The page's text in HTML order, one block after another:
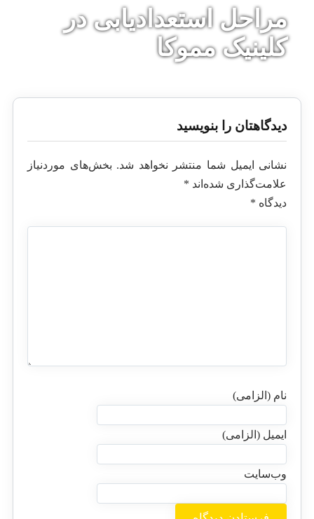
مراحل استعدادیابی در
کلینیک مموکا
دیدگاهتان را بنویسید
نشانی ایمیل شما منتشر نخواهد شد. بخش‌های موردنیاز
علامت‌گذاری شده‌اند *
دیدگاه *
نام (الزامی)
ایمیل (الزامی)
وب‌سایت